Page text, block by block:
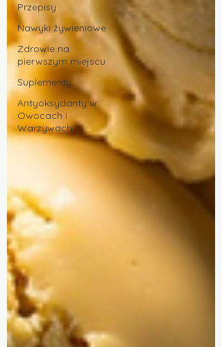
Przepisy
Nawyki żywieniowe
Zdrowie na
pierwszym miejscu
Suplementy
Antyoksydanty w
Owocach i
Warzywach